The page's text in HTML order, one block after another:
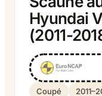
Hyundai
(2011-
Coupé